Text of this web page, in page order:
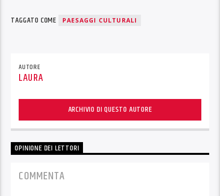
TAGGATO COME PAESAGGI CULTURALI
AUTORE
LAURA
ARCHIVIO DI QUESTO AUTORE
OPINIONE DEI LETTORI
COMMENTA